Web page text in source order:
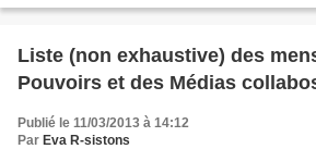
Liste (non exhaustive) des
Pouvoirs et des Médias
Publié le 11/03/2013 à 14:12
Par Eva R-sistons